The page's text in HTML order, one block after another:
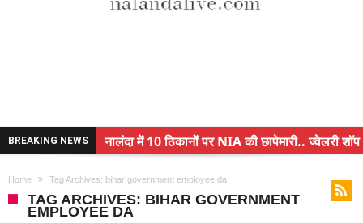
BREAKING NEWS
नालंदा में 10 ठिकानों पर NIA की छापेमारी.. ज्वेलरी शॉप
अंचल पदाधिकारी (CO) बर्खास्त.. फर्जीवाड़ा कर पाई थी
Home Tag Archives: bihar government employee da
TAG ARCHIVES: BIHAR GOVERNMENT
EMPLOYEE DA